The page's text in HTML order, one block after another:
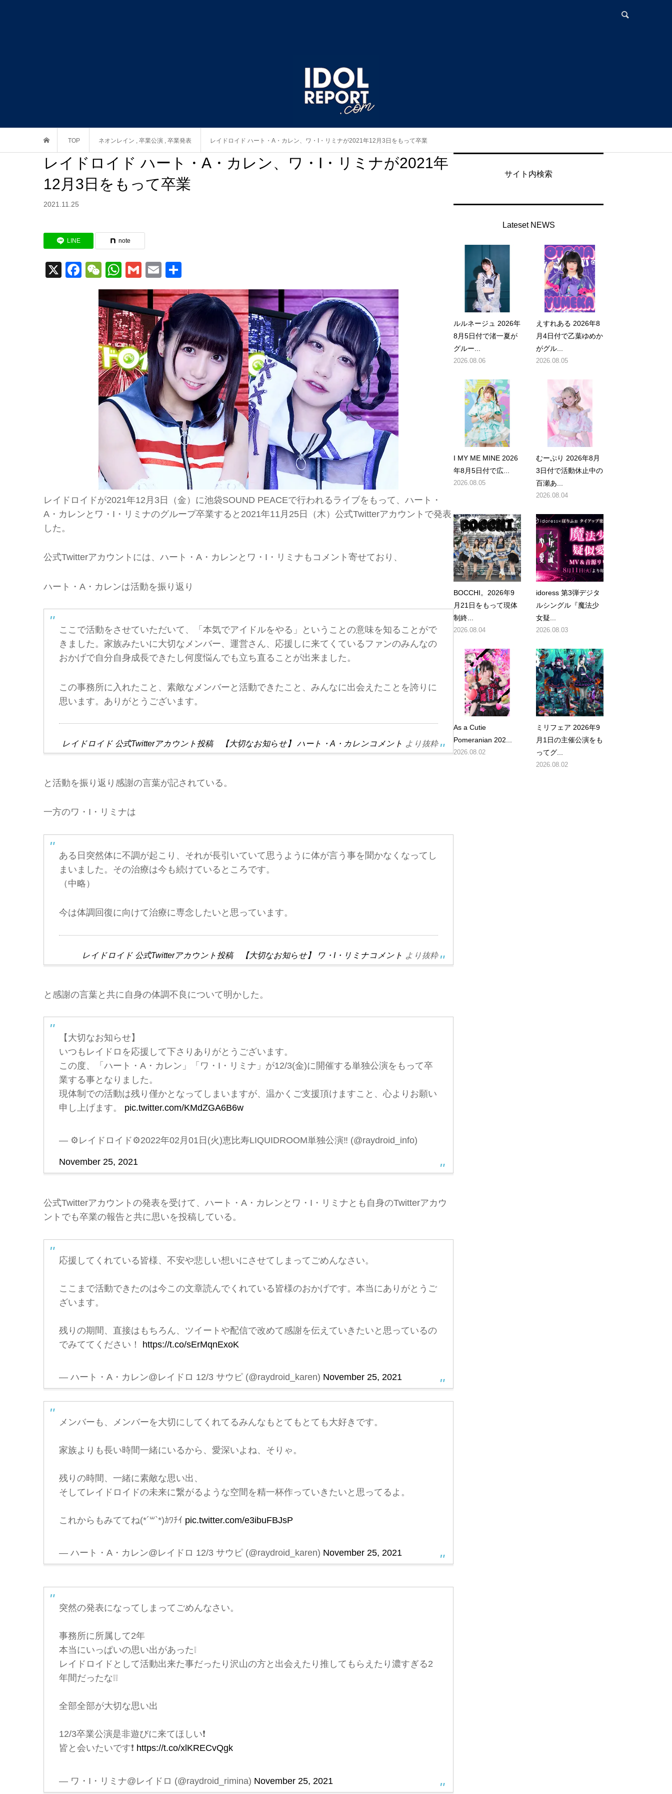
TOP ネオンレイン , 卒業公演 , 卒業発表 レイドロイド ハート・A・カレン、ワ・I・リミナが2021年12月3日をもって卒業
レイドロイド ハート・A・カレン、ワ・I・リミナが2021年
12月3日をもって卒業
2021.11.25
LINE note
X Facebook
WeChat
WhatsApp
GmailEmail
有
レイドロイドが2021年12月3日（金）に池袋SOUND PEACEで行われるライブをもって、ハート・
A・カレンとワ・I・リミナのグループ卒業すると2021年11月25日（木）公式Twitterアカウントで発表
した。
公式Twitterアカウントには、ハート・A・カレンとワ・I・リミナもコメント寄せており、
ハート・A・カレンは活動を振り返り
ここで活動をさせていただいて、「本気でアイドルをやる」ということの意味を知ることがで
きました。家族みたいに大切なメンバー、運営さん、応援しに来てくているファンのみんなの
おかげで自分自身成長できたし何度悩んでも立ち直ることが出来ました。
この事務所に入れたこと、素敵なメンバーと活動できたこと、みんなに出会えたことを誇りに
思います。ありがとうございます。
レイドロイド 公式Twitterアカウント投稿 【大切なお知らせ】 ハート・A・カレンコメント より抜粋
と活動を振り返り感謝の言葉が記されている。
一方のワ・I・リミナは
ある日突然体に不調が起こり、それが長引いていて思うように体が言う事を聞かなくなってし
まいました。その治療は今も続けているところです。
（中略）
今は体調回復に向けて治療に専念したいと思っています。
レイドロイド 公式Twitterアカウント投稿 【大切なお知らせ】 ワ・I・リミナコメント より抜粋
と感謝の言葉と共に自身の体調不良について明かした。
【大切なお知らせ】
いつもレイドロを応援して下さりありがとうございます。
この度、「ハート・A・カレン」「ワ・I・リミナ」が12/3(金)に開催する単独公演をもって卒
業する事となりました。
現体制での活動は残り僅かとなってしまいますが、温かくご支援頂けますこと、心よりお願い
申し上げます。 pic.twitter.com/KMdZGA6B6w
— ⚙レイドロイド⚙2022年02月01日(火)恵比寿LIQUIDROOM単独公演‼️ (@raydroid_info)
November 25, 2021
公式Twitterアカウントの発表を受けて、ハート・A・カレンとワ・I・リミナとも自身のTwitterアカウ
ントでも卒業の報告と共に思いを投稿している。
応援してくれている皆様、不安や悲しい想いにさせてしまってごめんなさい。
ここまで活動できたのは今この文章読んでくれている皆様のおかげです。本当にありがとうご
ざいます。
残りの期間、直接はもちろん、ツイートや配信で改めて感謝を伝えていきたいと思っているの
でみててください！ https://t.co/sErMqnExoK
— ハート・A・カレン@レイドロ 12/3 サウピ (@raydroid_karen) November 25, 2021
メンバーも、メンバーを大切にしてくれてるみんなもとてもとても大好きです。
家族よりも長い時間一緒にいるから、愛深いよね、そりゃ。
残りの時間、一緒に素敵な思い出、
そしてレイドロイドの未来に繋がるような空間を精一杯作っていきたいと思ってるよ。
これからもみててね(*´꒳`*)ｶﾜﾁｲ pic.twitter.com/e3ibuFBJsP
— ハート・A・カレン@レイドロ 12/3 サウピ (@raydroid_karen) November 25, 2021
突然の発表になってしまってごめんなさい。
事務所に所属して2年
本当にいっぱいの思い出があった❕
レイドロイドとして活動出来た事だったり沢山の方と出会えたり推してもらえたり濃すぎる2
年間だったな❕❕
全部全部が大切な思い出
12/3卒業公演是非遊びに来てほしい❗️
皆と会いたいです❗️ https://t.co/xlKRECvQgk
— ワ・I・リミナ@レイドロ (@raydroid_rimina) November 25, 2021
サイト内検索
Lateset NEWS
ルルネージュ 2026年
8月5日付で渚一夏が
グルー...
2026.08.06
えすれある 2026年8
月4日付で乙葉ゆめか
がグル...
2026.08.05
I MY ME MINE 2026
年8月5日付で広...
2026.08.05
むーぷり 2026年8月
3日付で活動休止中の
百瀬あ...
2026.08.04
BOCCHI。2026年9
月21日をもって現体
制終...
2026.08.04
idoress 第3弾デジタ
ルシングル『魔法少
女疑...
2026.08.03
As a Cutie
Pomeranian 202...
2026.08.02
ミリフェア 2026年9
月1日の主催公演をも
ってグ...
2026.08.02